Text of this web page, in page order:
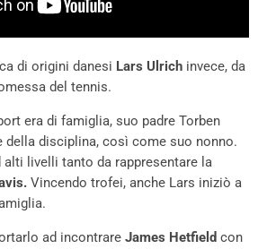
di origini danesi Lars Ulrich invece, da
del tennis.
era di famiglia, suo padre Torben
della disciplina, così come suo nonno.
alti livelli tanto da rappresentare la
Vincendo trofei, anche Lars iniziò a
ad incontrare James Hetfield con